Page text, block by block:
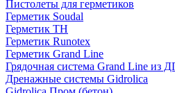
Пистолеты для герметиков
Герметик Soudal
Герметик ТН
Герметик Runotex
Герметик Grand Line
Грядочная система Grand Line из
Дренажные системы Gidrolica